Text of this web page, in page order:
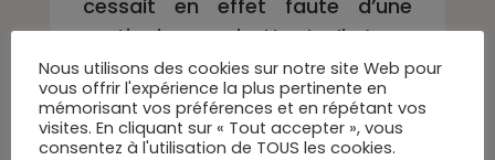
cessait en effet faute d’une
partie des combattants. Il n’en a
rien été. »
Nous utilisons des cookies sur notre site Web pour
vous offrir l'expérience la plus pertinente en
mémorisant vos préférences et en répétant vos
visites. En cliquant sur « Tout accepter », vous
consentez à l'utilisation de TOUS les cookies.